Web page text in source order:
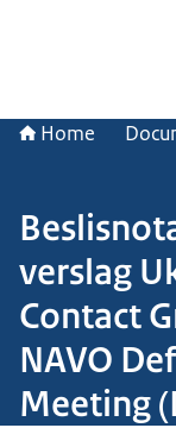
Home
verslag
Contact
NAVO
Meeting